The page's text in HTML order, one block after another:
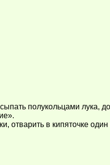
полукольцами лука,
отварить в кипяточке